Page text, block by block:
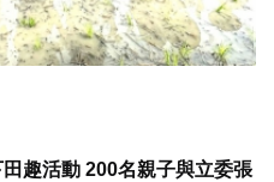
趣活動 200名親子與立委張